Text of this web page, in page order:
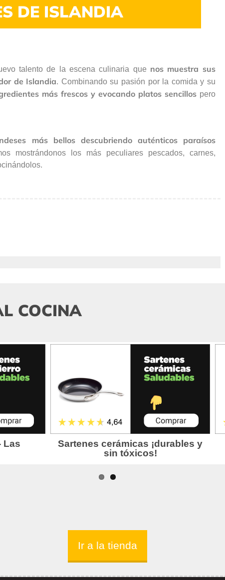
DE ISLANDIA
talento de la escena culinaria que nos muestra sus
de Islandia. Combinando su pasión por la comida y su
más frescos y evocando platos sencillospero
más bellos descubriendo auténticos paraísos
mostrándonos los más peculiares pescados, carnes,
COCINA
Ir a la tienda